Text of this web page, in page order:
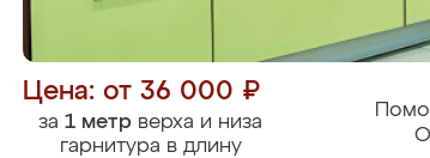
Цена: от 36 000 ₽
за 1 метр верха и низа
гарнитура в длину